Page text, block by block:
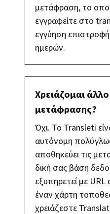
μετάφραση, το
εγγραφείτε στο
εγγύηση
ημερών.
Χρειάζομαι
μετάφρασης?
Όχι. Το Transleti
αυτόνομη
αποθηκεύει τις
δική σας βάση
εξυπηρετεί με
έναν χάρτη
χρειάζεστε